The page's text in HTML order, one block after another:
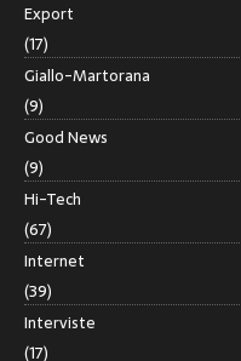
Export
(17)
Giallo-Martorana
(9)
Good News
(9)
Hi-Tech
(67)
Internet
(39)
Interviste
(17)